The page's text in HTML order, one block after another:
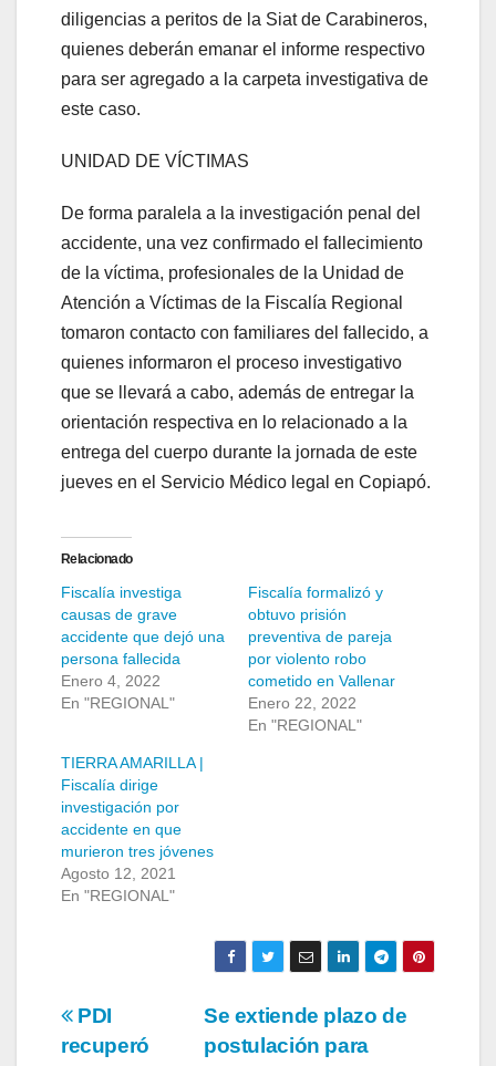
diligencias a peritos de la Siat de Carabineros,
quienes deberán emanar el informe respectivo
para ser agregado a la carpeta investigativa de
este caso.
UNIDAD DE VÍCTIMAS
De forma paralela a la investigación penal del
accidente, una vez confirmado el fallecimiento
de la víctima, profesionales de la Unidad de
Atención a Víctimas de la Fiscalía Regional
tomaron contacto con familiares del fallecido, a
quienes informaron el proceso investigativo
que se llevará a cabo, además de entregar la
orientación respectiva en lo relacionado a la
entrega del cuerpo durante la jornada de este
jueves en el Servicio Médico legal en Copiapó.
Relacionado
Fiscalía investiga
causas de grave
accidente que dejó una
persona fallecida
Enero 4, 2022
En "REGIONAL"
Fiscalía formalizó y
obtuvo prisión
preventiva de pareja
por violento robo
cometido en Vallenar
Enero 22, 2022
En "REGIONAL"
TIERRA AMARILLA |
Fiscalía dirige
investigación por
accidente en que
murieron tres jóvenes
Agosto 12, 2021
En "REGIONAL"
NavegaciónSe extiende plazo de
postulación para
PDI
recuperó